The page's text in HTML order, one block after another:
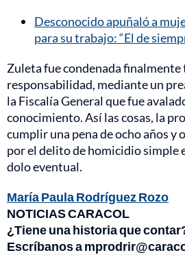
Desconocido apuñaló a
para su trabajo: “El de
Zuleta fue condenada finalmente
responsabilidad, mediante un
la Fiscalía General que fue
conocimiento. Así las cosas, la
cumplir una pena de ocho años y
por el delito de homicidio simple
dolo eventual.
María Paula Rodríguez Rozo
NOTICIAS CARACOL
¿Tiene una historia que
Escríbanos a